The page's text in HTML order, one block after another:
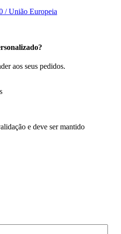
aos seus pedidos.
e deve ser mantido